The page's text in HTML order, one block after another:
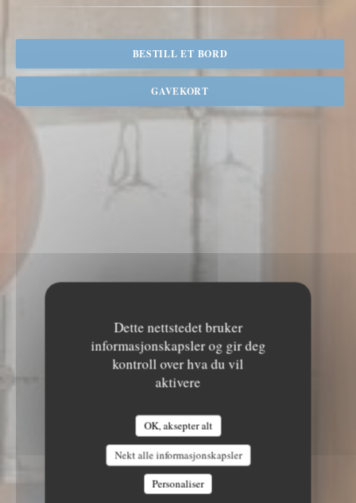
Dette nettstedet bruker
informasjonskapsler og gir deg
kontroll over hva du vil
aktivere
OK, aksepter alt
Nekt alle informasjonskapsler
Personaliser
BESTILL ET BORD
GAVEKORT